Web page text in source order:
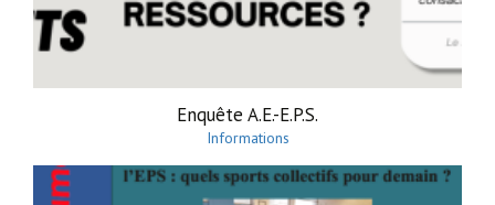
Enquête A.E.-E.P.S.
Informations